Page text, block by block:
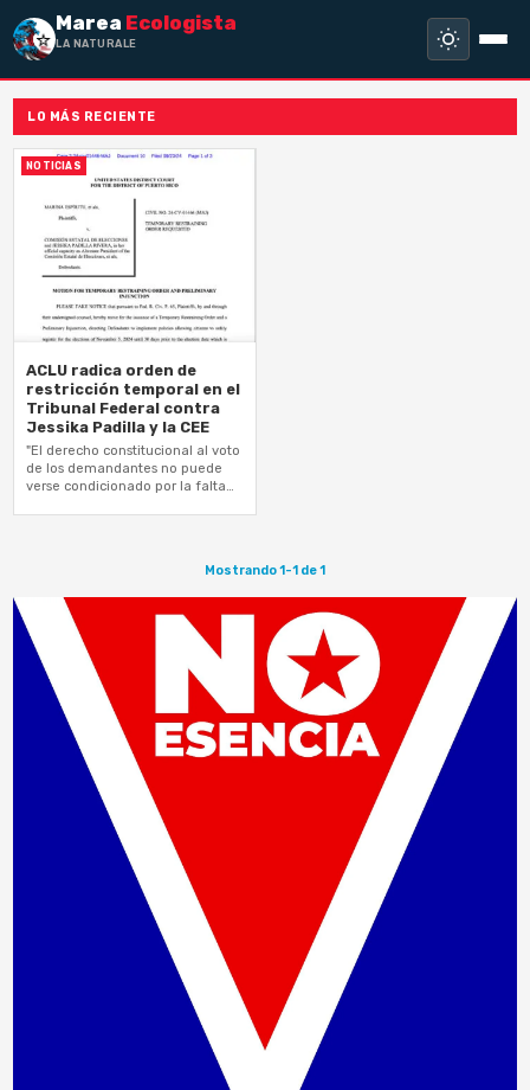
Marea Ecologista
LA NATURALEZA N
LO MÁS RECIENTE
NOTICIAS
ACLU radica orden de
restricción temporal en el
Tribunal Federal contra
Jessika Padilla y la CEE
"El derecho constitucional al voto
de los demandantes no puede
verse condicionado por la falta
Mostrando 1-1 de 1